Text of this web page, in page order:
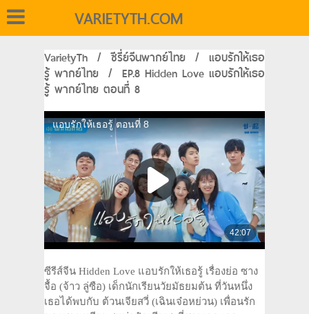
VARIETYTH.COM
VarietyTh / ซีรี่ย์จีนพากย์ไทย / แอบรักให้เธอ
รู้ พากย์ไทย / EP.8 Hidden Love แอบรักให้เธอ
รู้ พากย์ไทย ตอนที่ 8
ซีรีส์จีน Hidden Love แอบรักให้เธอรู้ เรื่องย่อ ซาง
จื้อ (จ้าว ลู่ซือ) เด็กนักเรียนวัยมัธยมต้น ที่วันหนึ่ง
เธอได้พบกับ ต้วนเจียสวี่ (เฉินเจ๋อหย่วน) เพื่อนรัก